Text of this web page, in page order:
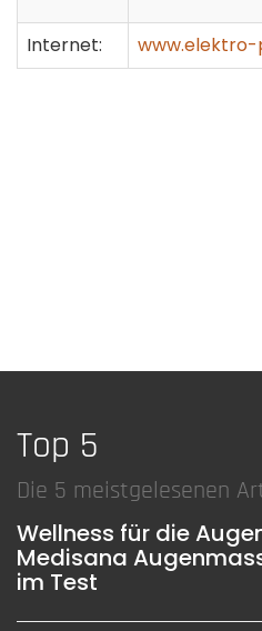
Internet: www.elektro-
Top 5
Die 5 meistgelesenen
Wellness für die
Medisana
im Test